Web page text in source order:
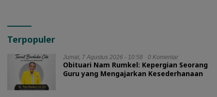
Terpopuler
Jumat, 7 Agustus 2026 - 10:58 0 Komentar
Obituari Nam Rumkel: Kepergian Seorang
Guru yang Mengajarkan Kesederhanaan